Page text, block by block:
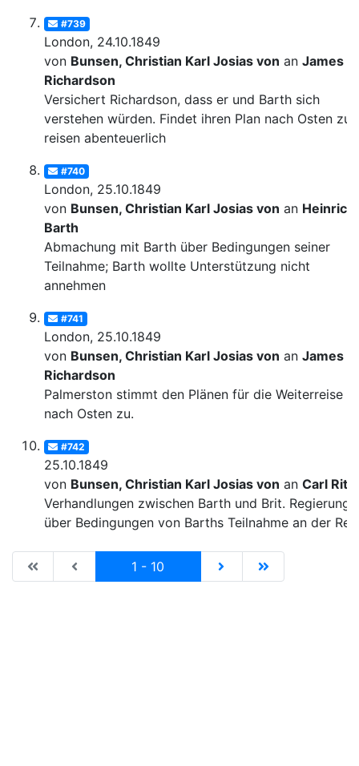
#739
London, 24.10.1849
von Bunsen, Christian Karl Josias von an James
Richardson
Versichert Richardson, dass er und Barth sich
verstehen würden. Findet ihren Plan nach Osten zu
reisen abenteuerlich
#740
London, 25.10.1849
von Bunsen, Christian Karl Josias von an Heinrich
Barth
Abmachung mit Barth über Bedingungen seiner
Teilnahme; Barth wollte Unterstützung nicht
annehmen
#741
London, 25.10.1849
von Bunsen, Christian Karl Josias von an James
Richardson
Palmerston stimmt den Plänen für die Weiterreise
nach Osten zu.
#742
25.10.1849
von Bunsen, Christian Karl Josias von an Carl
Verhandlungen zwischen Barth und Brit. Regierung
über Bedingungen von Barths Teilnahme an der
|de:Erste Seite|en:First results page|
|de:Vorhergehende Seite|en:Previous results
1 - 10 |de:Nächste
|de:Letzte